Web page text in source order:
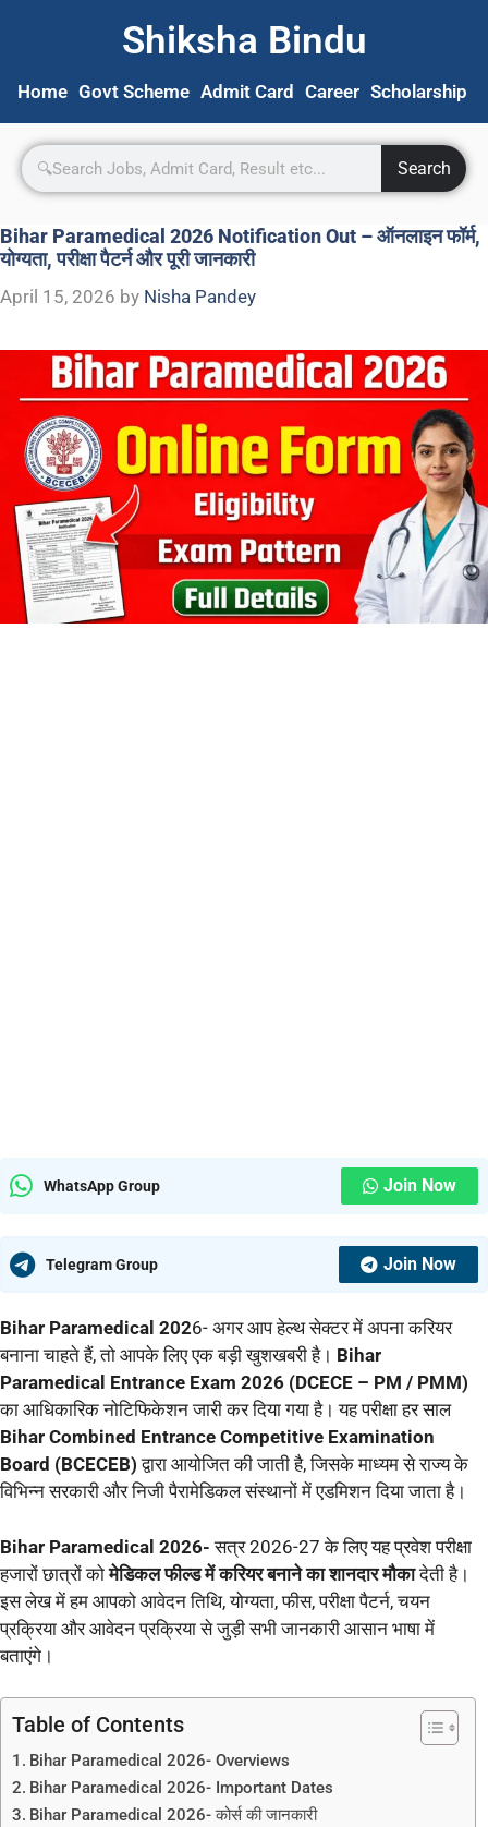
Shiksha Bindu
Home Govt Scheme Admit Card Career Scholarship
Search
Bihar Paramedical 2026 Notification Out – ऑनलाइन फॉर्म,
योग्यता, परीक्षा पैटर्न और पूरी जानकारी
April 15, 2026 by Nisha Pandey
WhatsApp Group Join Now
Telegram Group Join Now
Bihar Paramedical 2026- अगर आप हेल्थ सेक्टर में अपना करियर
बनाना चाहते हैं, तो आपके लिए एक बड़ी खुशखबरी है। Bihar
Paramedical Entrance Exam 2026 (DCECE – PM / PMM)
का आधिकारिक नोटिफिकेशन जारी कर दिया गया है। यह परीक्षा हर साल
Bihar Combined Entrance Competitive Examination
Board (BCECEB) द्वारा आयोजित की जाती है, जिसके माध्यम से राज्य के
विभिन्न सरकारी और निजी पैरामेडिकल संस्थानों में एडमिशन दिया जाता है।
Bihar Paramedical 2026-सत्र 2026-27 के लिए यह प्रवेश परीक्षा
हजारों छात्रों कोमेडिकल फील्ड में करियर बनाने का शानदार मौकादेती है।
इस लेख में हम आपको आवेदन तिथि, योग्यता, फीस, परीक्षा पैटर्न, चयन
प्रक्रिया और आवेदन प्रक्रिया से जुड़ी सभी जानकारी आसान भाषा में
बताएंगे।
Table of Contents
Bihar Paramedical 2026- Overviews
Bihar Paramedical 2026- Important Dates
Bihar Paramedical 2026- कोर्स की जानकारी